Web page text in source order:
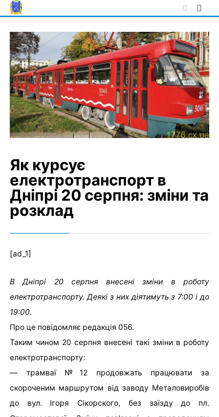
Skip
to
Як курсує
електротранспорт в
Дніпрі 20 серпня: зміни та
розклад
[ad_1]
В Дніпрі 20 серпня внесені зміни в роботу
електротранспорту. Деякі з них діятимуть з 7:00 і до
19:00.
Про це повідомляє редакція 056.
Таким чином 20 серпня внесені такі зміни в роботу
електротранспорту:
— трамваї №12 продовжать працювати за
скороченим маршрутом від заводу Металовиробів
до вул. Ігоря Сікорского, без заїзду до пл.